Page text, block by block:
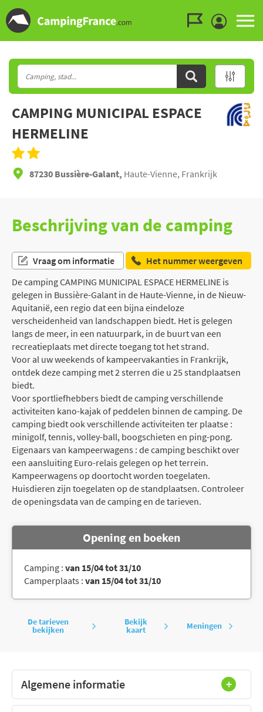
CAMPING MUNICIPAL ESPACE
HERMELINE
87230 Bussière-Galant, Haute-Vienne, Frankrijk
Beschrijving van de camping
Vraag om informatie
Het nummer weergeven
De camping CAMPING MUNICIPAL ESPACE HERMELINE is
gelegen in Bussière-Galant in de Haute-Vienne, in de Nieuw-
Aquitanië, een regio dat een bijna eindeloze
verscheidenheid van landschappen biedt. Het is gelegen
langs de meer, in een natuurpark, in de buurt van een
recreatieplaats met directe toegang tot het strand.
Voor al uw weekends of kampeervakanties in Frankrijk,
ontdek deze camping met 2 sterren die u 25 standplaatsen
biedt.
Voor sportliefhebbers biedt de camping verschillende
activiteiten kano-kajak of peddelen binnen de camping. De
camping biedt ook verschillende activiteiten ter plaatse :
minigolf, tennis, volley-ball, boogschieten en ping-pong.
Eigenaars van kampeerwagens : de camping beschikt over
een aansluiting Euro-relais gelegen op het terrein.
Kampeerwagens op doortocht worden toegelaten.
Huisdieren zijn toegelaten op de standplaatsen. Controleer
de openingsdata van de camping en de tarieven.
Opening en boeken
Camping : van 15/04 tot 31/10
Camperplaats : van 15/04 tot 31/10
De tarieven
bekijken
Bekijk
kaart Meningen
Algemene informatie